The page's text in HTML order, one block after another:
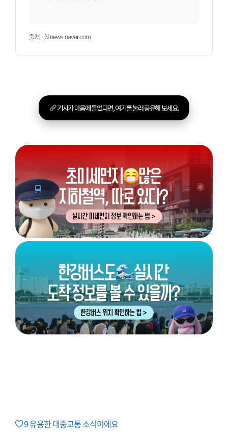
출처 : N.news.naver.com
기사가 마음에 들었다면, 여기를 눌러 공유해 보세요.
9유용한 대중교통 소식이에요